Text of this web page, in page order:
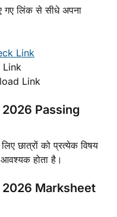
गए लिंक से सीधे अपना
Link
Link
Link
2026 Passing
लिए छात्रों को प्रत्येक विषय
होता है।
2026 Marksheet